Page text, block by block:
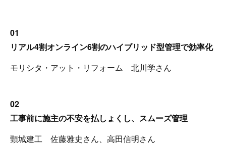
01
リアル4割オンライン6割のハイブリッド型管理で効率化
モリシタ・アット・リフォーム 北川学さん
02
工事前に施主の不安を払しょくし、スムーズ管理
頸城建工 佐藤雅史さん、高田信明さん